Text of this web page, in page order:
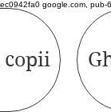
google.com,
copii